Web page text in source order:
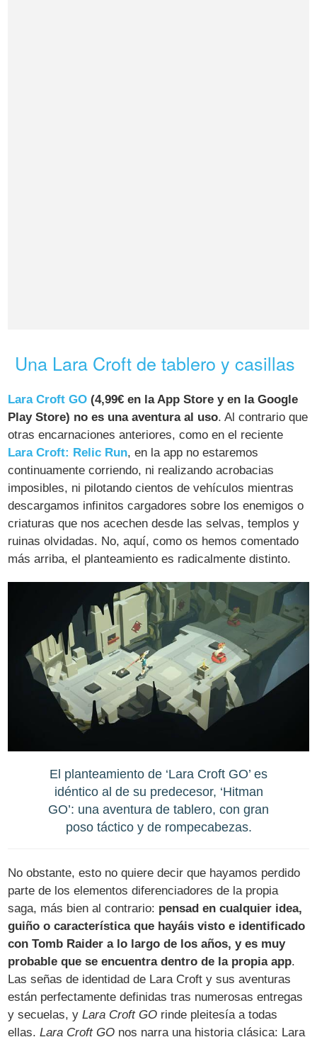
Una Lara Croft de tablero y casillas
Lara Croft GO (4,99€ en la App Store y en la Google
Play Store) no es una aventura al uso. Al contrario que
otras encarnaciones anteriores, como en el reciente
Lara Croft: Relic Run, en la app no estaremos
continuamente corriendo, ni realizando acrobacias
imposibles, ni pilotando cientos de vehículos mientras
descargamos infinitos cargadores sobre los enemigos o
criaturas que nos acechen desde las selvas, templos y
ruinas olvidadas. No, aquí, como os hemos comentado
más arriba, el planteamiento es radicalmente distinto.
El planteamiento de ‘Lara Croft GO’ es
idéntico al de su predecesor, ‘Hitman
GO’: una aventura de tablero, con gran
poso táctico y de rompecabezas.
No obstante, esto no quiere decir que hayamos perdido
parte de los elementos diferenciadores de la propia
saga, más bien al contrario: pensad en cualquier idea,
guiño o característica que hayáis visto e identificado
con Tomb Raider a lo largo de los años, y es muy
probable que se encuentra dentro de la propia app.
Las señas de identidad de Lara Croft y sus aventuras
están perfectamente definidas tras numerosas entregas
y secuelas, yLara Croft GO rinde pleitesía a todas
ellas.Lara Croft GO nos narra una historia clásica: Lara